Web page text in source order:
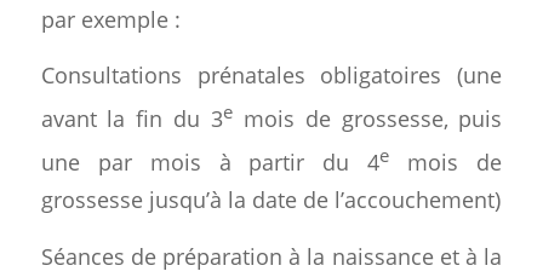
par exemple :
Consultations prénatales obligatoires (une
avant la fin du 3e mois de grossesse, puis
une par mois à partir du 4e
mois de
grossesse jusqu’à la date de l’accouchement)
Séances de préparation à la naissance et à la